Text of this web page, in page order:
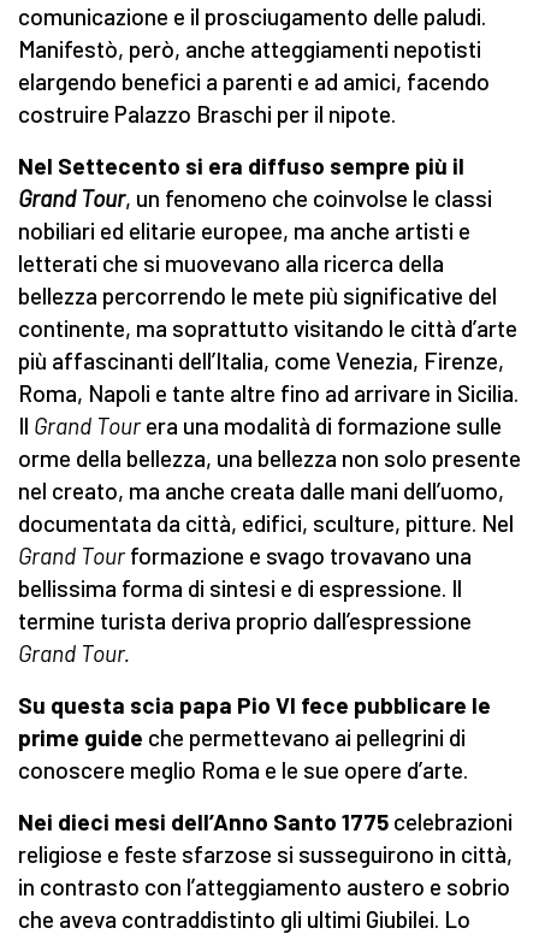
comunicazione e il prosciugamento delle paludi.
Manifestò, però, anche atteggiamenti nepotisti
elargendo benefici a parenti e ad amici, facendo
costruire Palazzo Braschi per il nipote.
Nel Settecento si era diffuso sempre più il
Grand Tour, un fenomeno che coinvolse le classi
nobiliari ed elitarie europee, ma anche artisti e
letterati che si muovevano alla ricerca della
bellezza percorrendo le mete più significative del
continente, ma soprattutto visitando le città d’arte
più affascinanti dell’Italia, come Venezia, Firenze,
Roma, Napoli e tante altre fino ad arrivare in Sicilia.
Il Grand Tourera una modalità di formazione sulle
orme della bellezza, una bellezza non solo presente
nel creato, ma anche creata dalle mani dell’uomo,
documentata da città, edifici, sculture, pitture. Nel
Grand Tourformazione e svago trovavano una
bellissima forma di sintesi e di espressione. Il
termine turista deriva proprio dall’espressione
Grand Tour.
Su questa scia papa Pio VI fece pubblicare le
prime guide che permettevano ai pellegrini di
conoscere meglio Roma e le sue opere d’arte.
Nei dieci mesi dell’Anno Santo 1775 celebrazioni
religiose e feste sfarzose si susseguirono in città,
in contrasto con l’atteggiamento austero e sobrio
che aveva contraddistinto gli ultimi Giubilei. Lo